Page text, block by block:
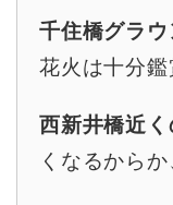
千住橋グラ
花火は十分鑑
西新井橋近
くなるから